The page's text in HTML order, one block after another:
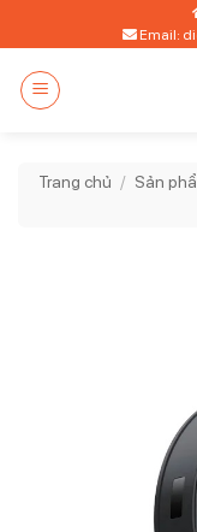
qua
dung
Email:
Trang chủ / Sản